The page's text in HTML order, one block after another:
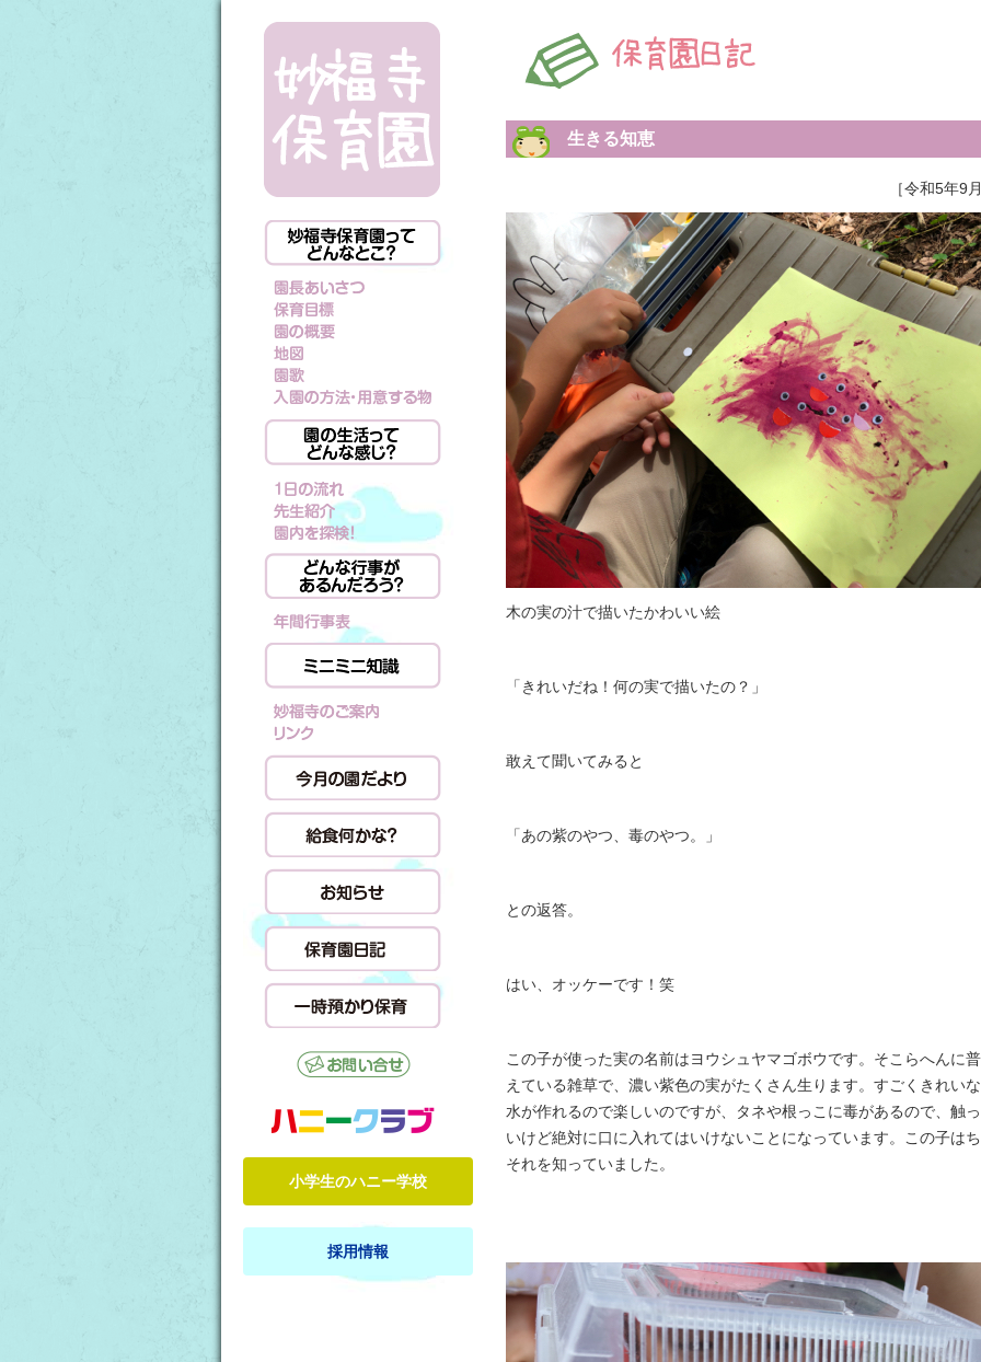
小学生のハニー学校
採用情報
生きる知恵
［令和5年9
木の実の汁で描いたかわいい絵
「きれいだね！何の実で描いたの？」
敢えて聞いてみると
「あの紫のやつ、毒のやつ。」
との返答。
はい、オッケーです！笑
この子が使った実の名前はヨウシュヤマゴボウです。そこらへんに
えている雑草で、濃い紫色の実がたくさん生ります。すごくきれい
水が作れるので楽しいのですが、タネや根っこに毒があるので、触
いけど絶対に口に入れてはいけないことになっています。この子は
それを知っていました。